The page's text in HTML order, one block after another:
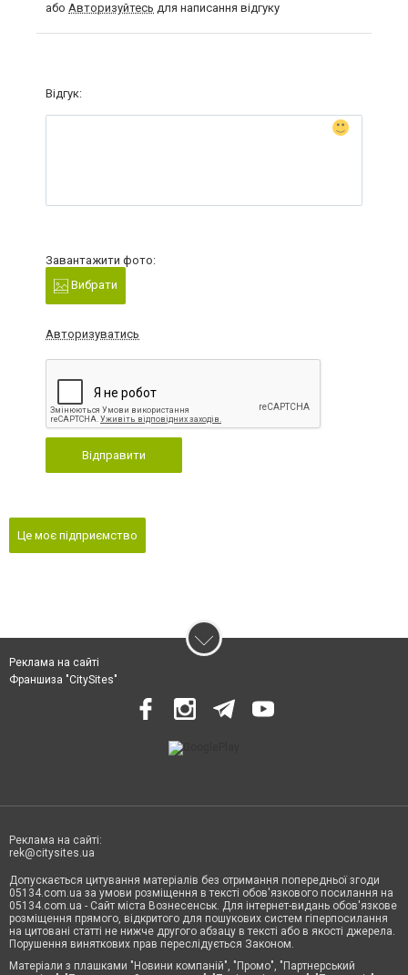
або Авторизуйтесь для написання відгуку
Відгук:
Завантажити фото:
Вибрати
Авторизуватись
Відправити
Це моє підприємство
Реклама на сайті
Франшиза "CitySites"
Реклама на сайті:
rek@citysites.ua
Допускається цитування матеріалів без отримання попередньої згоди
05134.com.ua за умови розміщення в тексті обов'язкового посилання на
05134.com.ua - Сайт міста Вознесенськ. Для інтернет-видань обов'язкове
розміщення прямого, відкритого для пошукових систем гіперпосилання
на цитовані статті не нижче другого абзацу в тексті або в якості джерела.
Порушення виняткових прав переслідується Законом.
Матеріали з плашками "Новини компаній", "Промо", "Партнерський